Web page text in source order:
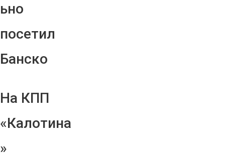
ьно
посетил
Банско
На КПП
«Калотина
»